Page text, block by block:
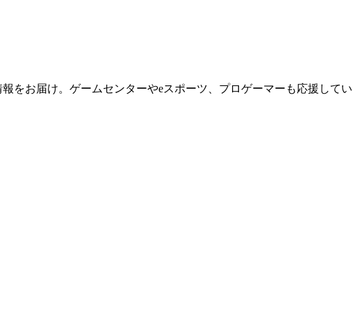
をお届け。ゲームセンターやeスポーツ、プロゲーマーも応援して